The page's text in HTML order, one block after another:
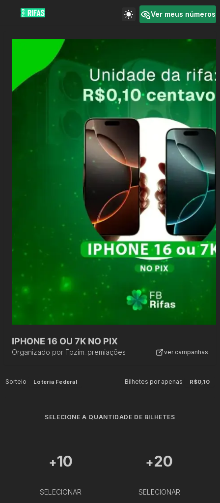
Ver meus números
IPHONE 16 OU 7K NO PIX
Organizado por Fpzim_premiações ver campanhas
Sorteio Loteria Federal Bilhetes por apenas R$0,10
SELECIONE A QUANTIDADE DE BILHETES
+10
SELECIONAR
+20
SELECIONAR